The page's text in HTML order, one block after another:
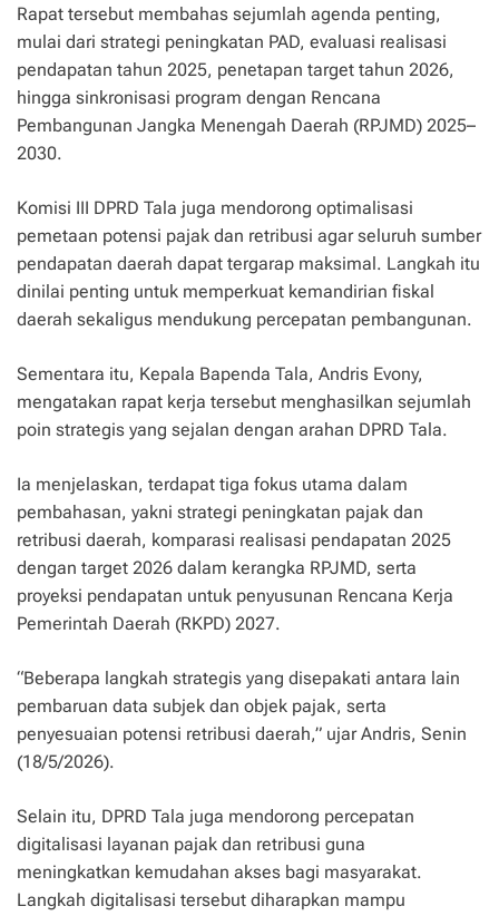
Rapat tersebut membahas sejumlah agenda penting,
mulai dari strategi peningkatan PAD, evaluasi realisasi
pendapatan tahun 2025, penetapan target tahun 2026,
hingga sinkronisasi program dengan Rencana
Pembangunan Jangka Menengah Daerah (RPJMD) 2025–
2030.
Komisi III DPRD Tala juga mendorong optimalisasi
pemetaan potensi pajak dan retribusi agar seluruh sumber
pendapatan daerah dapat tergarap maksimal. Langkah itu
dinilai penting untuk memperkuat kemandirian fiskal
daerah sekaligus mendukung percepatan pembangunan.
Sementara itu, Kepala Bapenda Tala, Andris Evony,
mengatakan rapat kerja tersebut menghasilkan sejumlah
poin strategis yang sejalan dengan arahan DPRD Tala.
Ia menjelaskan, terdapat tiga fokus utama dalam
pembahasan, yakni strategi peningkatan pajak dan
retribusi daerah, komparasi realisasi pendapatan 2025
dengan target 2026 dalam kerangka RPJMD, serta
proyeksi pendapatan untuk penyusunan Rencana Kerja
Pemerintah Daerah (RKPD) 2027.
“Beberapa langkah strategis yang disepakati antara lain
pembaruan data subjek dan objek pajak, serta
penyesuaian potensi retribusi daerah,” ujar Andris, Senin
(18/5/2026).
Selain itu, DPRD Tala juga mendorong percepatan
digitalisasi layanan pajak dan retribusi guna
meningkatkan kemudahan akses bagi masyarakat.
Langkah digitalisasi tersebut diharapkan mampu